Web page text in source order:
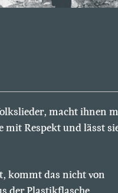
macht ihnen
Respekt und lässt
kommt das nicht von